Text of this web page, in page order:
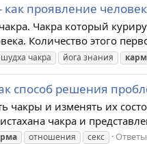
как проявление
Чакра который
Количество этого
чакра йога знания
способ решения
чакры и изменять их
чакра и
отношения секс